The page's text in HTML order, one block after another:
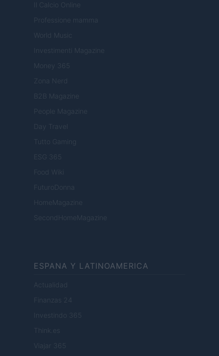
Il Calcio Online
Professione mamma
World Music
Investimenti Magazine
Money 365
Zona Nerd
B2B Magazine
People Magazine
Day Travel
Tutto Gaming
ESG 365
Food Wiki
FuturoDonna
HomeMagazine
SecondHomeMagazine
ESPANA Y LATINOAMERICA
Actualidad
Finanzas 24
Investindo 365
Think.es
Viajar 365